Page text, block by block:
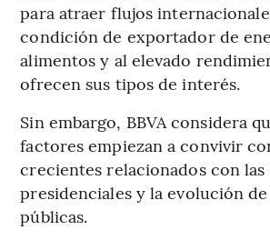
para atraer flujos
condición de exportador de
alimentos y al elevado
ofrecen sus tipos de interés.
Sin embargo, BBVA considera
factores empiezan a convivir
crecientes relacionados con
presidenciales y la evolución
públicas.